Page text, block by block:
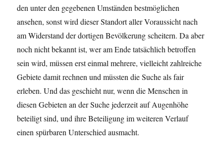
den unter den gegebenen Umständen bestmöglichen
ansehen, sonst wird dieser Standort aller Voraussicht nach
am Widerstand der dortigen Bevölkerung scheitern. Da aber
noch nicht bekannt ist, wer am Ende tatsächlich betroffen
sein wird, müssen erst einmal mehrere, vielleicht zahlreiche
Gebiete damit rechnen und müssten die Suche als fair
erleben. Und das geschieht nur, wenn die Menschen in
diesen Gebieten an der Suche jederzeit auf Augenhöhe
beteiligt sind, und ihre Beteiligung im weiteren Verlauf
einen spürbaren Unterschied ausmacht.